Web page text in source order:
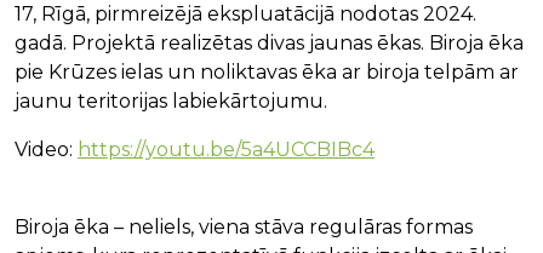
17, Rīgā, pirmreizējā ekspluatācijā nodotas 2024.
gadā. Projektā realizētas divas jaunas ēkas. Biroja ēka
pie Krūzes ielas un noliktavas ēka ar biroja telpām ar
jaunu teritorijas labiekārtojumu.
Video: https://youtu.be/5a4UCCBIBc4
Biroja ēka – neliels, viena stāva regulāras formas